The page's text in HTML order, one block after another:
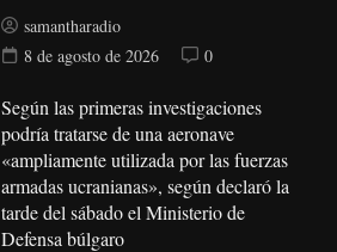
samantharadio
8 de agosto de 2026
0
Según las primeras investigaciones
podría tratarse de una aeronave
«ampliamente utilizada por las fuerzas
armadas ucranianas», según declaró la
tarde del sábado el Ministerio de
Defensa búlgaro